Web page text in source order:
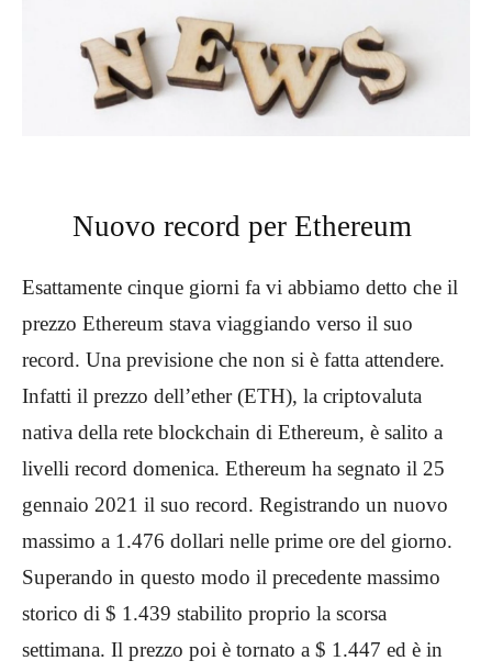
Nuovo record per Ethereum
Esattamente cinque giorni fa vi abbiamo detto che il
prezzo Ethereum stava viaggiando verso il suo
record. Una previsione che non si è fatta attendere.
Infatti il prezzo dell’ether (ETH), la criptovaluta
nativa della rete blockchain di Ethereum, è salito a
livelli record domenica. Ethereum ha segnato il 25
gennaio 2021 il suo record. Registrando un nuovo
massimo a 1.476 dollari nelle prime ore del giorno.
Superando in questo modo il precedente massimo
storico di $ 1.439 stabilito proprio la scorsa
settimana. Il prezzo poi è tornato a $ 1.447 ed è in